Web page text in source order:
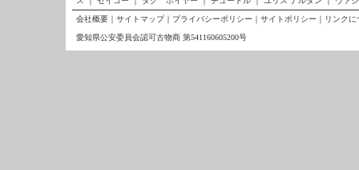
会社概要 ｜ サイトマップ｜ プライバシーポリシー ｜ サイトポリシー ｜ リンクに
愛知県公安委員会認可古物商 第541160605200号